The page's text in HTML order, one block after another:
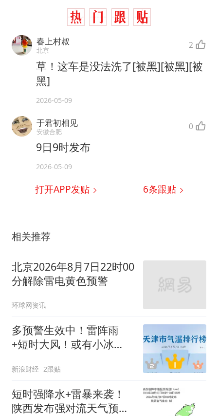
春上村叔
北京 2
草！这车是没法洗了[被黑][被黑][被
黑]
2026-05-09
于君初相见
安徽合肥 0
9日9时发布
2026-05-09
打开APP发贴 6条跟贴
相关推荐
北京2026年8月7日22时00
分解除雷电黄色预警
环球网资讯
多预警生效中！雷阵雨
+短时大风！或有小冰
新浪财经 2跟贴
短时强降水+雷暴来袭！
陕西发布强对流天气预